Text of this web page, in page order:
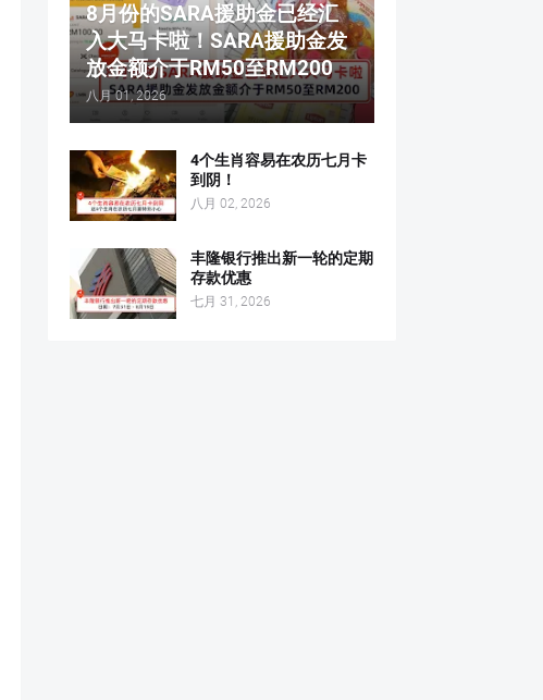
8月份的SARA援助金已经汇
入大马卡啦！SARA援助金发
放金额介于RM50至RM200
八月 01, 2026
4个生肖容易在农历七月卡
到阴！
八月 02, 2026
丰隆银行推出新一轮的定期
存款优惠
七月 31, 2026